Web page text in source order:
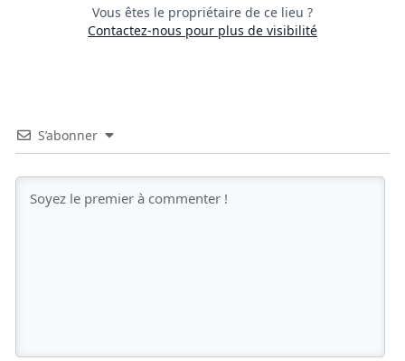
Vous êtes le propriétaire de ce lieu ?
Contactez-nous pour plus de visibilité
S’abonner